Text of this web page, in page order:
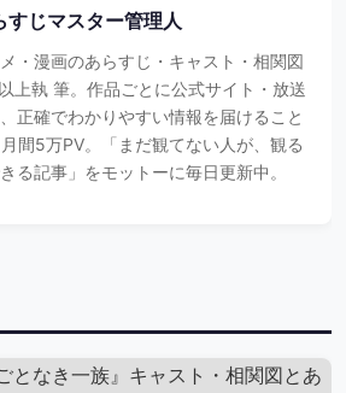
すじマスター管理人
・漫画のあらすじ・キャスト・相関図
上執 筆。作品ごとに公式サイト・放送
正確でわかりやすい情報を届けること
間5万PV。「まだ観てない人が、観る
る記事」をモットーに毎日更新中。